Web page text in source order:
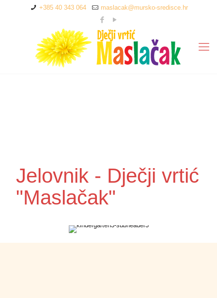
+385 40 343 064 maslacak@mursko-sredisce.hr
Jelovnik - Dječji vrtić
"Maslačak"